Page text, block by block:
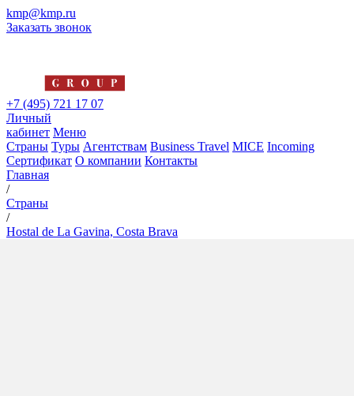
kmp@kmp.ru
Заказать звонок
+7 (495) 721 17 07
Личный
кабинет Меню
Страны Туры Агентствам Business Travel MICE Incoming
Сертификат О компании Контакты
Главная
/
Страны
/
Hostal de La Gavina, Costa Brava